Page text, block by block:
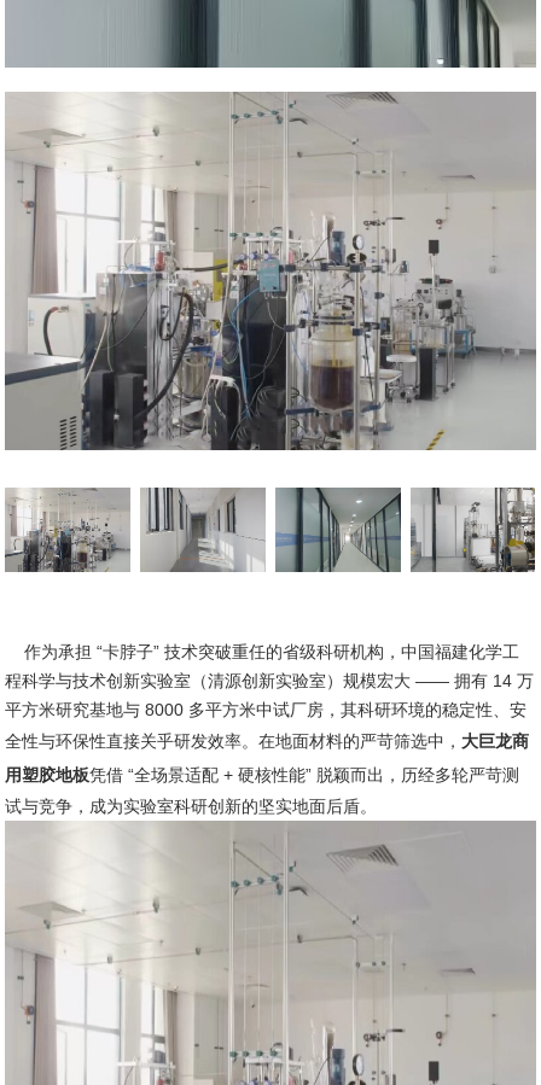
作为承担 “卡脖子” 技术突破重任的省级科研机构，中国福建化学工
程科学与技术创新实验室（清源创新实验室）规模宏大 —— 拥有 14 万
平方米研究基地与 8000 多平方米中试厂房，其科研环境的稳定性、安
全性与环保性直接关乎研发效率。在地面材料的严苛筛选中， 大巨龙商
用塑胶地板凭借 “全场景适配 + 硬核性能” 脱颖而出，历经多轮严苛测
试与竞争，成为实验室科研创新的坚实地面后盾。